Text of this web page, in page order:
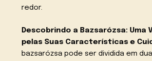
redor.
Descobrindo a Bazsarózsa: Uma
pelas Suas Características e
bazsarózsa pode ser dividida em